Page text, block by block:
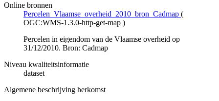
Online bronnen
Percelen_Vlaamse_overheid_2010_bron_Cadmap (
OGC:WMS-1.3.0-http-get-map )
Percelen in eigendom van de Vlaamse overheid op
31/12/2010. Bron: Cadmap
Niveau kwaliteitsinformatie
dataset
Algemene beschrijving herkomst